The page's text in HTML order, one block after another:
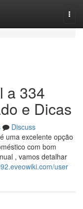
a 334
e Dicas
Discuss
uma excelente opção
com bom
, vamos detalhar
user